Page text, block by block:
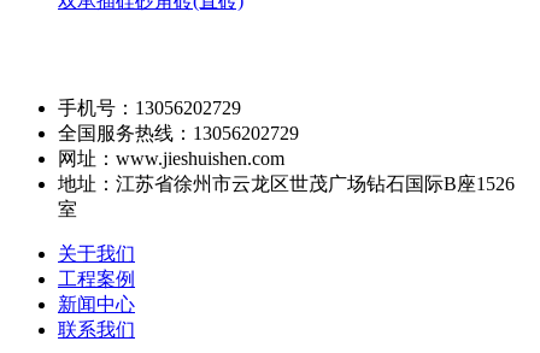
手机号：13056202729
全国服务热线：13056202729
网址：www.jieshuishen.com
地址 ： 江苏省徐州市云龙区世茂广场钻石国际B座1526
室
关于我们
工程案例
新闻中心
联系我们